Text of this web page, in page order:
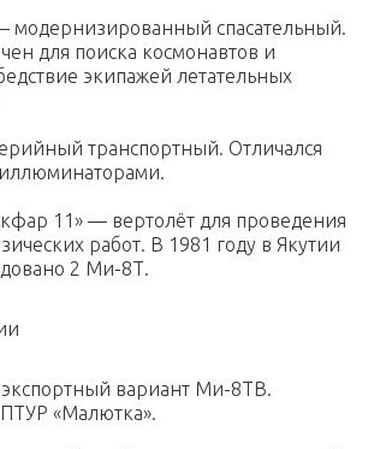
спасательный.
для поиска космонавтов и
экипажей летательных
транспортный. Отличался
11» — вертолёт для проведения
работ. В 1981 году в Якутии
2 Ми-8Т.
вариант Ми-8ТВ.
«Малютка».